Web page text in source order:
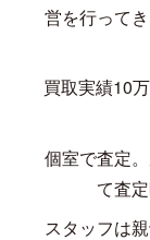
営を行って
買取実績10
個室で査定
て査
スタッフは